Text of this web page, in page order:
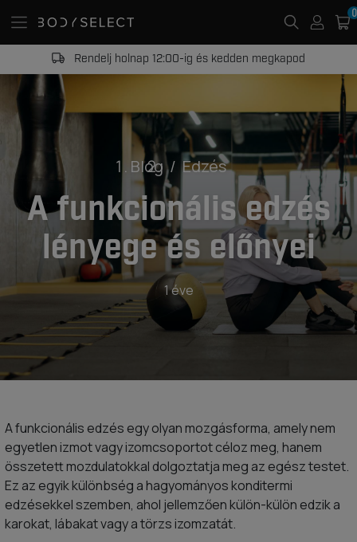
Rendelj holnap 12:00-ig és kedden megkapod
Blog Edzés
A funkcionális edzés
lényege és előnyei
1 éve
A funkcionális edzés egy olyan mozgásforma, amely nem
egyetlen izmot vagy izomcsoportot céloz meg, hanem
összetett mozdulatokkal dolgoztatja meg az egész testet.
Ez az egyik különbség a hagyományos konditermi
edzésekkel szemben, ahol jellemzően külön-külön edzik a
karokat, lábakat vagy a törzs izomzatát.
0